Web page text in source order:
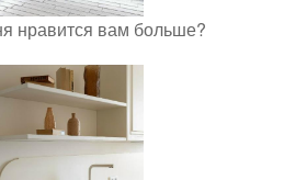
нравится вам больше?